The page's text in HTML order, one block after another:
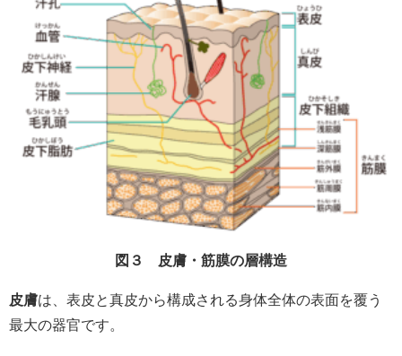
図３ 皮膚・筋膜の層構造
皮膚は、表皮と真皮から構成される身体全体の表面を覆う
最大の器官です。